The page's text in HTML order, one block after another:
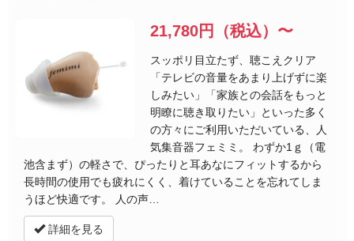
21,780円（税込）〜
スッポリ目立たず、聴こえクリア
「テレビの音量をあまり上げずに楽
しみたい」「家族との会話をもっと
明瞭に聴き取りたい」といった多く
の方々にご利用いただいている、人
気集音器フェミミ。 わずか1ｇ（電
池含まず）の軽さで、ぴったりと耳あなにフィットするから
長時間の使用でも疲れにくく、着けていることを忘れてしま
うほど快適です。 人の声…
詳細を見る